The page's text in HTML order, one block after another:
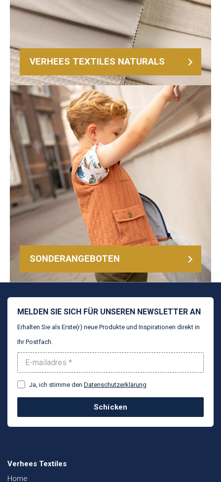
VERHEES TEXTILES NATURALS
SONDERANGEBOTEN
MELDEN SIE SICH FÜR UNSEREN NEWSLETTER AN
Erhalten Sie als Erste(r) neue Produkte und Inspirationen direkt in
Ihr Postfach.
Ja, ich stimme den Datenschutzerklärung
Schicken
Verhees Textiles
Home